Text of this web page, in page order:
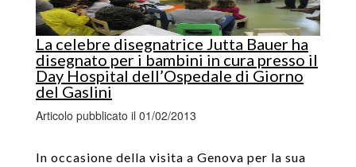
La celebre disegnatrice Jutta Bauer ha
disegnato per i bambini in cura presso il
Day Hospital dell’Ospedale di Giorno
del Gaslini
Articolo pubblicato il 01/02/2013
In occasione della visita a Genova per la sua